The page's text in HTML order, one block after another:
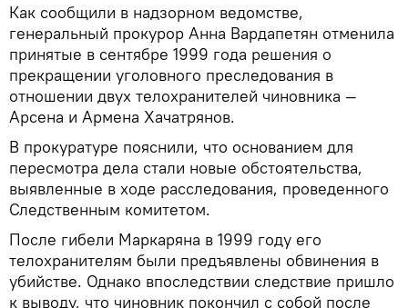
Как сообщили в надзорном ведомстве,
генеральный прокурор Анна Вардапетян отменила
принятые в сентябре 1999 года решения о
прекращении уголовного преследования в
отношении двух телохранителей чиновника —
Арсена и Армена Хачатрянов.
В прокуратуре пояснили, что основанием для
пересмотра дела стали новые обстоятельства,
выявленные в ходе расследования, проведенного
Следственным комитетом.
После гибели Маркаряна в 1999 году его
телохранителям были предъявлены обвинения в
убийстве. Однако впоследствии следствие пришло
к выводу, что чиновник покончил с собой после